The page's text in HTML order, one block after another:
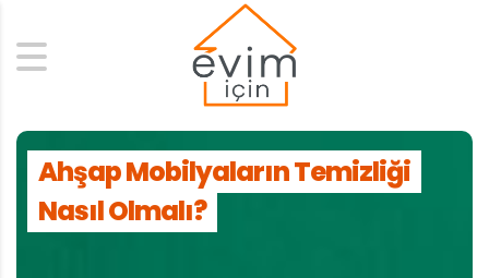
Search
Ahşap Mobilyaların Temizliği
Nasıl Olmalı?